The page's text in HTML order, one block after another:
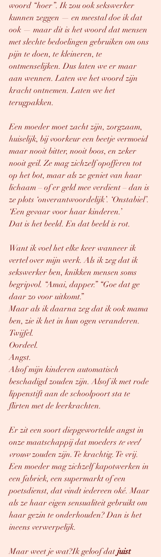
woord “hoer”. Ik zou ook sekswerker
kunnen zeggen — en meestal doe ik dat
ook — maar dit is het woord dat mensen
met slechte bedoelingen gebruiken om ons
pijn te doen, te kleineren, te
ontmenselijken. Dus laten we er maar
aan wennen. Laten we het woord zijn
kracht ontnemen. Laten we het
terugpakken.
Een moeder moet zacht zijn, zorgzaam,
huiselijk, bij voorkeur een beetje vermoeid
maar nooit bitter, nooit boos, en zeker
nooit geil. Ze mag zichzelf opofferen tot
op het bot, maar als ze geniet van haar
lichaam – of er geld mee verdient – dan is
ze plots ‘onverantwoordelijk’. ‘Onstabiel’.
‘Een gevaar voor haar kinderen.’
Dat is het beeld. En dat beeld is rot.
Want ik voel het elke keer wanneer ik
vertel over mijn werk. Als ik zeg dat ik
sekswerker ben, knikken mensen soms
begripvol. “Amai, dapper.” “Goe dat ge
daar zo voor uitkomt.”
Maar als ik daarna zeg dat ik ook mama
ben, zie ik het in hun ogen veranderen.
Twijfel.
Oordeel.
Angst.
Alsof mijn kinderen automatisch
beschadigd zouden zijn. Alsof ik met rode
lippenstift aan de schoolpoort sta te
flirten met de leerkrachten.
Er zit een soort diepgewortelde angst in
onze maatschappij dat moeders te veel
vrouw zouden zijn. Te krachtig. Te vrij.
Een moeder mag zichzelf kapotwerken in
een fabriek, een supermarkt of een
poetsdienst, dat vindt iedereen oké. Maar
als ze haar eigen sensualiteit gebruikt om
haar gezin te onderhouden? Dan is het
ineens verwerpelijk.
Maar weet je wat?Ik geloof dat juist